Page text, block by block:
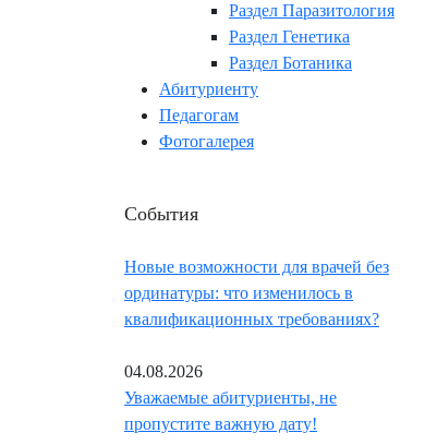
Раздел Паразитология
Раздел Генетика
Раздел Ботаника
Абитуриенту
Педагогам
Фотогалерея
События
Новые возможности для врачей без
ординатуры: что изменилось в
квалификационных требованиях?
04.08.2026
Уважаемые абитуриенты, не
пропустите важную дату!